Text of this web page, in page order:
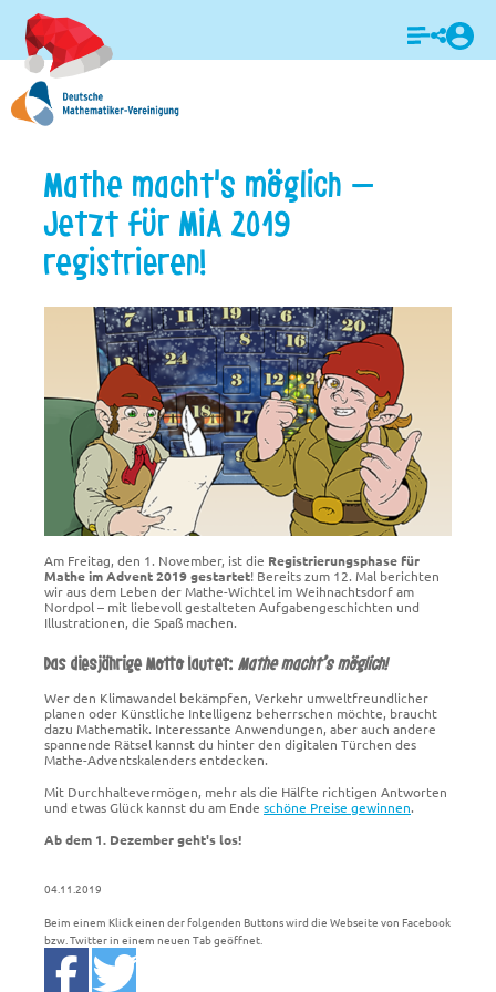
Login
Mathe macht's möglich –
Jetzt für MiA 2019
registrieren!
Am Freitag, den 1. November, ist die Registrierungsphase für
Mathe im Advent 2019 gestartet! Bereits zum 12. Mal berichten
wir aus dem Leben der Mathe-Wichtel im Weihnachtsdorf am
Nordpol – mit liebevoll gestalteten Aufgabengeschichten und
Illustrationen, die Spaß machen.
Das diesjährige Motto lautet: Mathe macht’s möglich!
Wer den Klimawandel bekämpfen, Verkehr umweltfreundlicher
planen oder Künstliche Intelligenz beherrschen möchte, braucht
dazu Mathematik. Interessante Anwendungen, aber auch andere
spannende Rätsel kannst du hinter den digitalen Türchen des
Mathe-Adventskalenders entdecken.
Mit Durchhaltevermögen, mehr als die Hälfte richtigen Antworten
und etwas Glück kannst du am Ende schöne Preise gewinnen.
Ab dem 1. Dezember geht's los!
04.11.2019
Beim einem Klick einen der folgenden Buttons wird die Webseite von Facebook
bzw. Twitter in einem neuen Tab geöffnet.